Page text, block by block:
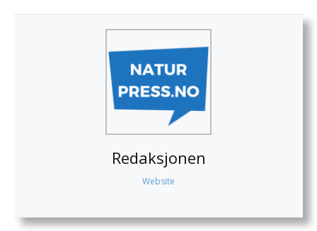
Redaksjonen
Website